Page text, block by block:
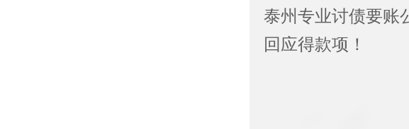
泰州专业讨债要账
回应得款项！